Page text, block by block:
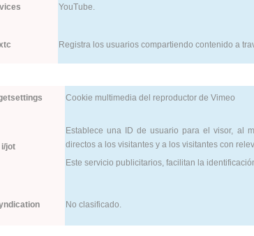
YouTube.
Registra los usuarios compartiendo contenido a
Cookie multimedia del reproductor de Vimeo
i/jot
Establece una ID de usuario para el visor, al
directos a los visitantes y a los visitantes con
Este servicio publicitarios, facilitan la
No clasificado.